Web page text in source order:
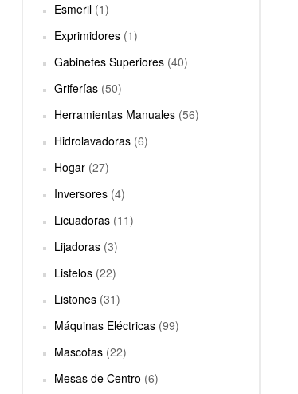
Esmeril (1)
Exprimidores (1)
Gabinetes Superiores (40)
Griferías (50)
Herramientas Manuales (56)
Hidrolavadoras (6)
Hogar (27)
Inversores (4)
Licuadoras (11)
Lijadoras (3)
Listelos (22)
Listones (31)
Máquinas Eléctricas (99)
Mascotas (22)
Mesas de Centro (6)